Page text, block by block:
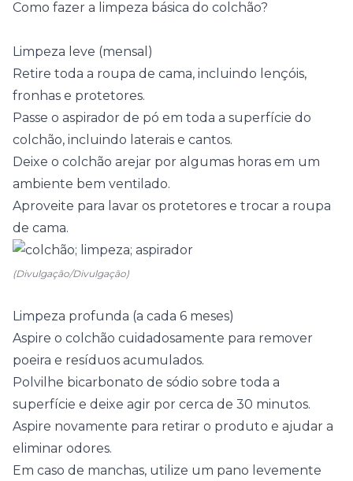
Como fazer a limpeza básica do colchão?
Limpeza leve (mensal)
Retire toda a roupa de cama, incluindo lençóis,
fronhas e protetores.
Passe o aspirador de pó em toda a superfície do
colchão, incluindo laterais e cantos.
Deixe o colchão arejar por algumas horas em um
ambiente bem ventilado.
Aproveite para lavar os protetores e trocar a roupa
de cama.
(Divulgação/Divulgação)
Limpeza profunda (a cada 6 meses)
Aspire o colchão cuidadosamente para remover
poeira e resíduos acumulados.
Polvilhe bicarbonato de sódio sobre toda a
superfície e deixe agir por cerca de 30 minutos.
Aspire novamente para retirar o produto e ajudar a
eliminar odores.
Em caso de manchas, utilize um pano levemente